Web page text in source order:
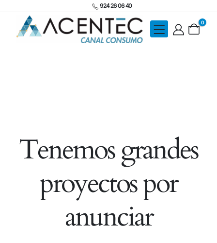
924 26 06 40
0
Tenemos grandes
proyectos por
anunciar